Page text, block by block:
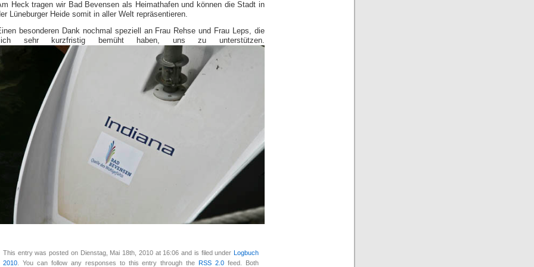
Heck tragen wir Bad Bevensen als Heimathafen und können die Stadt in
Lüneburger Heide somit in aller Welt repräsentieren.
besonderen Dank nochmal speziell an Frau Rehse und Frau Leps, die
sehr kurzfristig bemüht haben, uns zu unterstützen.
This entry was posted on Dienstag, Mai 18th, 2010 at 16:06 and is filed under Logbuch
2010 . You can follow any responses to this entry through theRSS 2.0 feed. Both